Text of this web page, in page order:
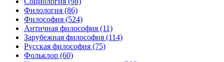
Филология (86)
Философия (524)
Античная философия (11)
Зарубежная философия (114)
Русская философия (75)
Фольклор (60)